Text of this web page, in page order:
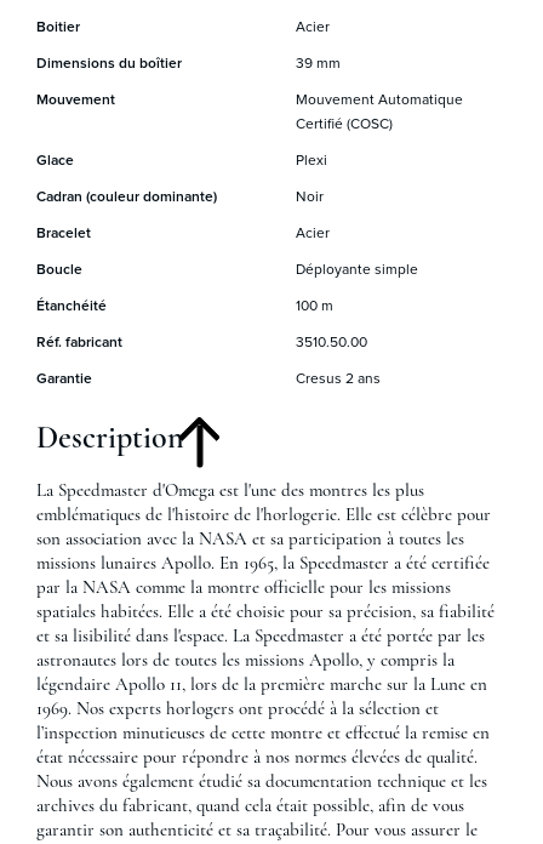
Boitier Acier
Dimensions du boîtier 39 mm
Mouvement
Mouvement Automatique
Certifié (COSC)
Glace Plexi
Cadran (couleur dominante) Noir
Bracelet Acier
Boucle Déployante simple
Étanchéité 100 m
Réf. fabricant 3510.50.00
Garantie Cresus 2 ans
Description
La Speedmaster d'Omega est l'une des montres les plus
emblématiques de l'histoire de l'horlogerie. Elle est célèbre pour
son association avec la NASA et sa participation à toutes les
missions lunaires Apollo. En 1965, la Speedmaster a été certifiée
par la NASA comme la montre officielle pour les missions
spatiales habitées. Elle a été choisie pour sa précision, sa fiabilité
et sa lisibilité dans l'espace. La Speedmaster a été portée par les
astronautes lors de toutes les missions Apollo, y compris la
légendaire Apollo 11, lors de la première marche sur la Lune en
1969. Nos experts horlogers ont procédé à la sélection et
l’inspection minutieuses de cette montre et effectué la remise en
état nécessaire pour répondre à nos normes élevées de qualité.
Nous avons également étudié sa documentation technique et les
archives du fabricant, quand cela était possible, afin de vous
garantir son authenticité et sa traçabilité. Pour vous assurer le